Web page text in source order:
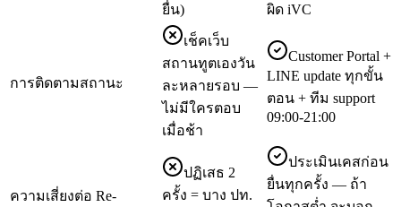
ยื่น)
ผิด iVC
การติดตามสถานะ
เช็คเว็บ
สถานทูตเองวัน
ละหลายรอบ —
ไม่มีใครตอบ
เมื่อช้า
Customer Portal +
LINE update ทุกขั้น
ตอน + ทีม support
09:00-21:00
ความเสี่ยงต่อ Re-
ปฏิเสธ 2
ครั้ง = บาง ปท.
ประเมินเคสก่อน
ยื่นทุกครั้ง — ถ้า